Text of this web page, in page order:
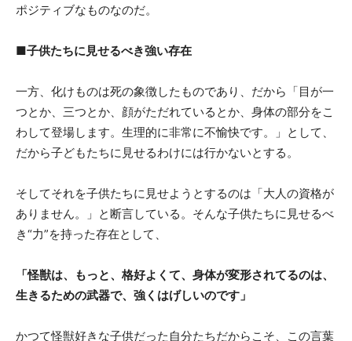
ポジティブなものなのだ。
■子供たちに見せるべき強い存在
一方、化けものは死の象徴したものであり、だから「目が一
つとか、三つとか、顔がただれているとか、身体の部分をこ
わして登場します。生理的に非常に不愉快です。」として、
だから子どもたちに見せるわけには行かないとする。
そしてそれを子供たちに見せようとするのは「大人の資格が
ありません。」と断言している。そんな子供たちに見せるべ
き“力”を持った存在として、
「怪獣は、もっと、格好よくて、身体が変形されてるのは、
生きるための武器で、強くはげしいのです」
かつて怪獣好きな子供だった自分たちだからこそ、この言葉